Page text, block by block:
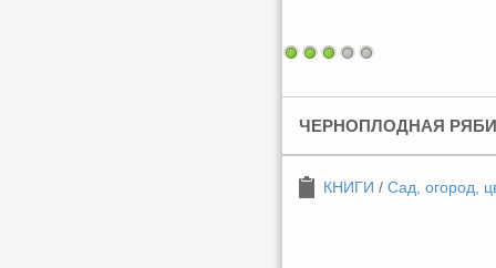
ЧЕРНОПЛОДНАЯ
КНИГИ / Сад, огород,